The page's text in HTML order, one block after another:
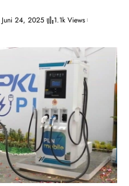
Juni 24, 2025
1.1k Views